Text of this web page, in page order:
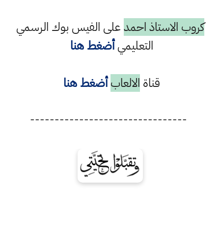
كروب الاستاذ احمدعلى الفيس بوك الرسمي
التعليميأضغط هنا
قناة الالعاب أضغط هنا
--------------------------------